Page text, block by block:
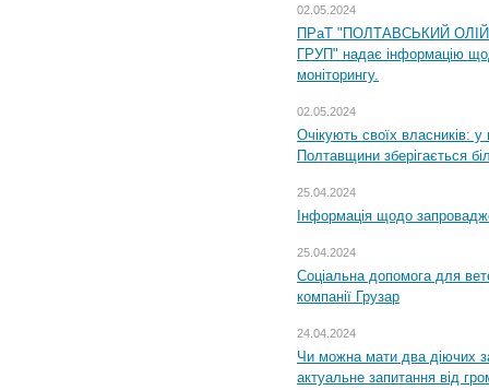
02.05.2024
ПРаТ "ПОЛТАВСЬКИЙ
ГРУП" надає інформацію
моніторингу.
02.05.2024
Очікують своїх власників: у
Полтавщини зберігається
25.04.2024
Інформація щодо
25.04.2024
Соціальна допомога для
компанії Грузар
24.04.2024
Чи можна мати два діючих
актуальне запитання від